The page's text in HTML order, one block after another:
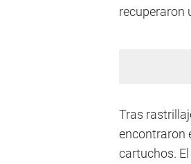
recuperaron
Tras
encontraron
cartuchos.